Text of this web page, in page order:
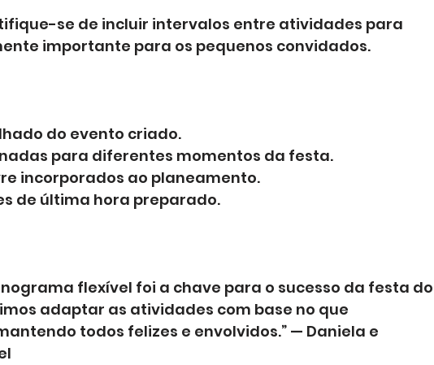
se de incluir intervalos entre atividades para
importante para os pequenos convidados.
do evento criado.
para diferentes momentos da festa.
incorporados ao planeamento.
de última hora preparado.
flexível foi a chave para o sucesso da festa do
adaptar as atividades com base no que
todos felizes e envolvidos.” — Daniela e